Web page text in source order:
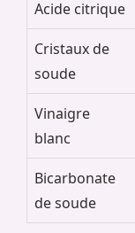
Acide citrique
Cristaux de
soude
Vinaigre
blanc
Bicarbonate
de soude